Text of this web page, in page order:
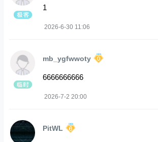
1
2026-6-30 11:06
mb_ygfwwoty
6666666666
2026-7-2 20:00
PitWL